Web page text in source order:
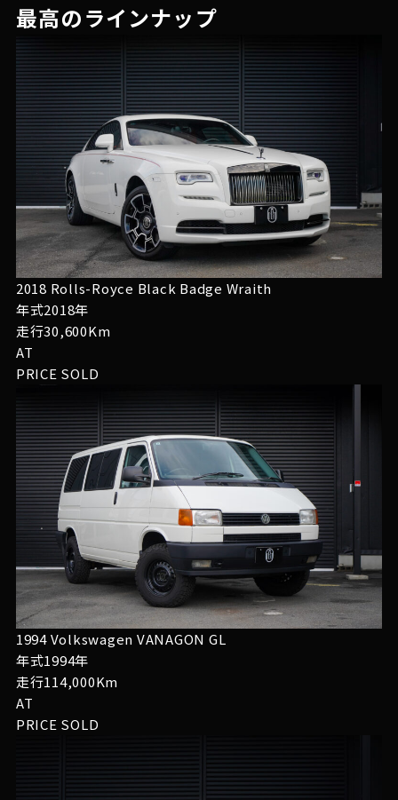
最高のラインナップ
2018 Rolls-Royce Black Badge Wraith
年式2018年
走行30,600Km
AT
PRICE SOLD
1994 Volkswagen VANAGON GL
年式1994年
走行114,000Km
AT
PRICE SOLD